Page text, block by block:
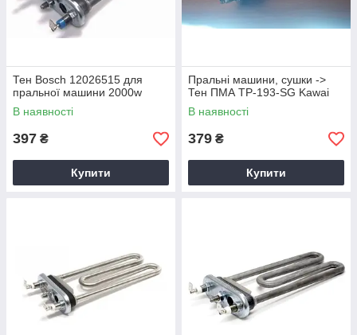
Тен Bosch 12026515 для
пральної машини 2000w
В наявності
397 ₴
Купити
Пральні машини, сушки ->
Тен ПМА TP-193-SG Kawai
В наявності
379 ₴
Купити